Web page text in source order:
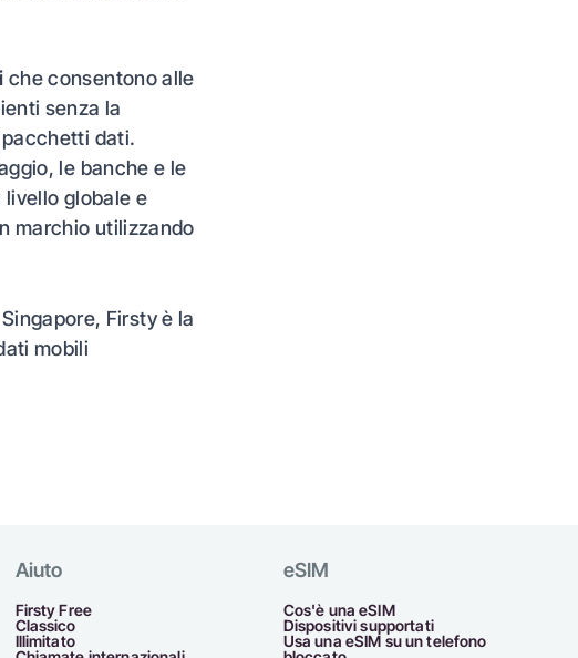
che consentono alle
senza la
dati.
le banche e le
globale e
marchio utilizzando
Firsty è la
mobili
Aiuto
Firsty Free
Classico
Illimitato
eSIM
Cos'è una eSIM
Dispositivi supportati
Usa una eSIM su un telefono